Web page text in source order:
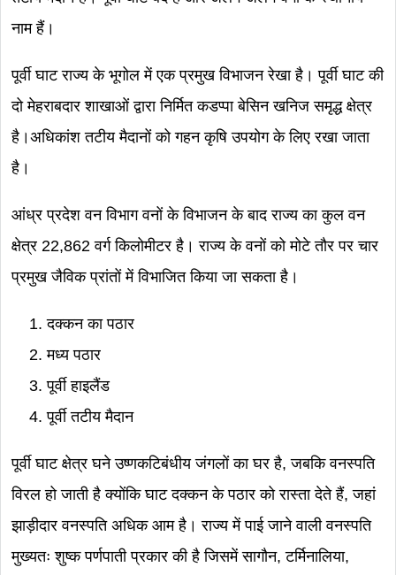
नाम हैं।
पूर्वी घाट राज्य के भूगोल में एक प्रमुख विभाजन रेखा है। पूर्वी घाट की
दो मेहराबदार शाखाओं द्वारा निर्मित कडप्पा बेसिन खनिज समृद्ध क्षेत्र
है।अधिकांश तटीय मैदानों को गहन कृषि उपयोग के लिए रखा जाता
है।
आंध्र प्रदेश वन विभाग वनों के विभाजन के बाद राज्य का कुल वन
क्षेत्र 22,862 वर्ग किलोमीटर है। राज्य के वनों को मोटे तौर पर चार
प्रमुख जैविक प्रांतों में विभाजित किया जा सकता है।
दक्कन का पठार
मध्य पठार
पूर्वी हाइलैंड
पूर्वी तटीय मैदान
पूर्वी घाट क्षेत्र घने उष्णकटिबंधीय जंगलों का घर है, जबकि वनस्पति
विरल हो जाती है क्योंकि घाट दक्कन के पठार को रास्ता देते हैं, जहां
झाड़ीदार वनस्पति अधिक आम है। राज्य में पाई जाने वाली वनस्पति
मुख्यतः शुष्क पर्णपाती प्रकार की है जिसमें सागौन, टर्मिनालिया,